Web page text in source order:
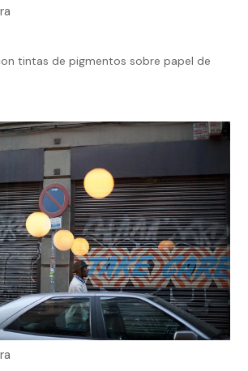
tintas de pigmentos sobre papel de